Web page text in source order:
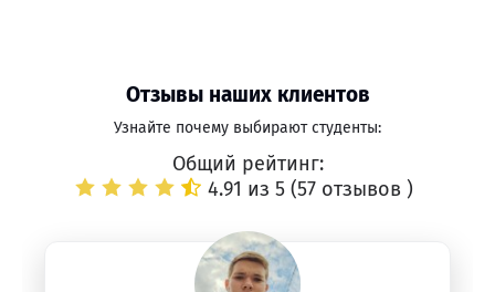
Отзывы наших клиентов
Узнайте почему выбирают студенты:
Общий рейтинг:
4.91 из 5 (57 отзывов )